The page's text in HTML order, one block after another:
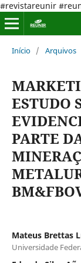
#revistareunir
Início / Arquivos
ESTUDO
PARTE
Mateus Brettas
Universidade